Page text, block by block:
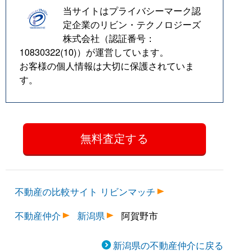
当サイトはプライバシーマーク認
定企業のリビン・テクノロジーズ
株式会社（認証番号：
10830322(10)）が運営しています。
お客様の個人情報は大切に保護されていま
す。
不動産の比較サイト リビンマッチ
不動産仲介
新潟県 阿賀野市
新潟県の不動産仲介に戻る